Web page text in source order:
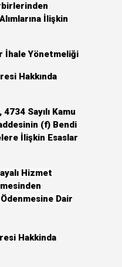
İlişkin
İhale Yönetmeliği
Hakkında
4734 Sayılı Kamu
(f) Bendi
İlişkin Esaslar
Hizmet
Dair
Hakkinda